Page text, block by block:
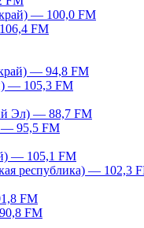
— 100,0 FM
FM
— 94,8 FM
— 105,3 FM
Эл) — 88,7 FM
— 95,5 FM
— 105,1 FM
республика) — 102,3
FM
FM